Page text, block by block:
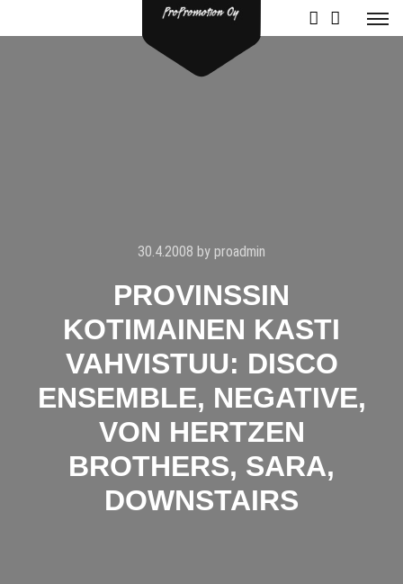
30.4.2008 by proadmin
PROVINSSIN
KOTIMAINEN KASTI
VAHVISTUU: DISCO
ENSEMBLE, NEGATIVE,
VON HERTZEN
BROTHERS, SARA,
DOWNSTAIRS